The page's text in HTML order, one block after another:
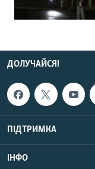
ДОЛУЧАЙСЯ!
ПІДТРИМКА
ІНФО